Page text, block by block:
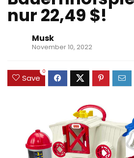
nur 22,49 $!
Musk
November 10, 2022
Save
0